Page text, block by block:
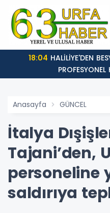
18:04
Anasayfa GÜNCEL
İtalya
Tajani’den,
personeline
saldırıya